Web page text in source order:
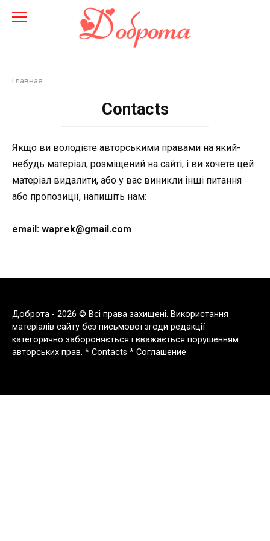
Главная
Contacts
Якщо ви володієте авторськими правами на який-
небудь матеріал, розміщений на сайті, і ви хочете цей
матеріал видалити, або у вас виникли інші питання
або пропозиції, напишіть нам:
email: waprek@gmail.com
Доброта - 2026 © Всі права захищені. Використання
матеріалів сайту без письмової згоди редакції
категорично забороняється і вважається порушенням
авторських прав. * Contacts * Соглашение